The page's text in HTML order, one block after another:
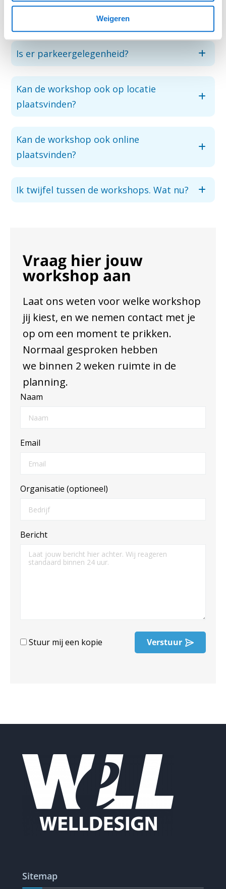
Weigeren
Is jullie studio goed bereikbaar met het
openbaar vervoer?
Is er parkeergelegenheid?
Kan de workshop ook op locatie
plaatsvinden?
Kan de workshop ook online
plaatsvinden?
Ik twijfel tussen de workshops. Wat nu?
Vraag hier jouw
workshop aan
Laat ons weten voor welke workshop
jij kiest, en we nemen contact met je
op om een moment te prikken.
Normaal gesproken hebben
we binnen 2 weken ruimte in de
planning.
Naam
Email
Organisatie (optioneel)
Bericht
Stuur mij een kopie Verstuur
Sitemap